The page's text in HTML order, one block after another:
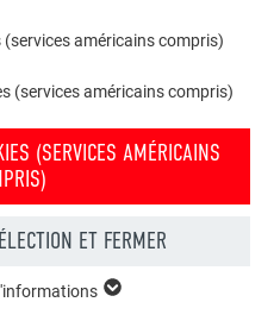
toiture ou une façade
américains compris)
(services américains compris)
(SERVICES AMÉRICAINS
ET FERMER